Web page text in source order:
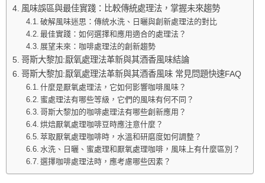
風味誤區與最佳實踐：比較傳統處理法，掌握未來趨勢
破解風味迷思：傳統水洗、日曬與創新處理法的對比
最佳實踐：如何選擇和應用適合的處理法？
展望未來：咖啡處理法的創新趨勢
哥斯大黎加:厭氧處理法革新與其酒香風味結論
哥斯大黎加:厭氧處理法革新與其酒香風味 常見問題快速FAQ
什麼是厭氧處理法，它如何影響咖啡風味？
蜜處理法有哪些等級，它們的風味有何不同？
哥斯大黎加的咖啡處理法有哪些創新應用？
烘焙厭氧處理咖啡豆時應注意什麼？
萃取厭氧處理咖啡時，水溫和研磨度如何調整？
水洗、日曬、蜜處理和厭氧處理咖啡，風味上有什麼區別？
選擇咖啡處理法時，應考慮哪些因素？